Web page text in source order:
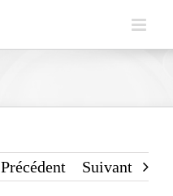
Précédent Suivant